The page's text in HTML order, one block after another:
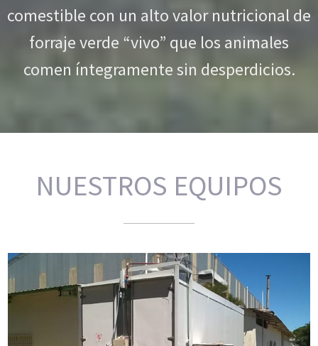
comestible con un alto valor nutricional de
forraje verde “vivo” que los animales
comen íntegramente sin desperdicios.
NUESTROS EQUIPOS